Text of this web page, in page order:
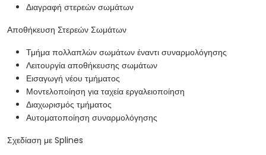
Διαγραφή στερεών σωμάτων
Αποθήκευση Στερεών Σωμάτων
Τμήμα πολλαπλών σωμάτων έναντι συναρμολόγησης
Λειτουργία αποθήκευσης σωμάτων
Εισαγωγή νέου τμήματος
Μοντελοποίηση για ταχεία εργαλειοποίηση
Διαχωρισμός τμήματος
Αυτοματοποίηση συναρμολόγησης
Σχεδίαση με Splines